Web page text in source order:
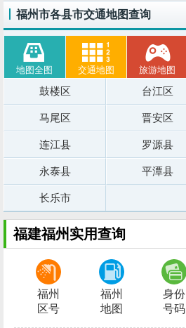
福州市各县市交通地图查询
地图全图 交通地图 旅游地图
鼓楼区 台江区
马尾区 晋安区
连江县 罗源县
永泰县 平潭县
长乐市
福建福州实用查询
福州
区号
福州
地图
身份
号码